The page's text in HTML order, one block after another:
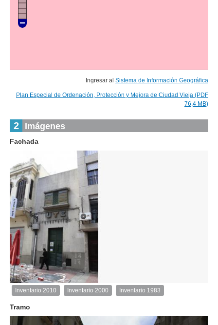
Ingresar al Sistema de Información Geográfica
Plan Especial de Ordenación, Protección y Mejora de Ciudad Vieja (PDF
76,4 MB)
2 Imágenes
Fachada
Inventario
2010
Inventario 2010
1de1
Inventario 2000
Inventario 1983
Tramo